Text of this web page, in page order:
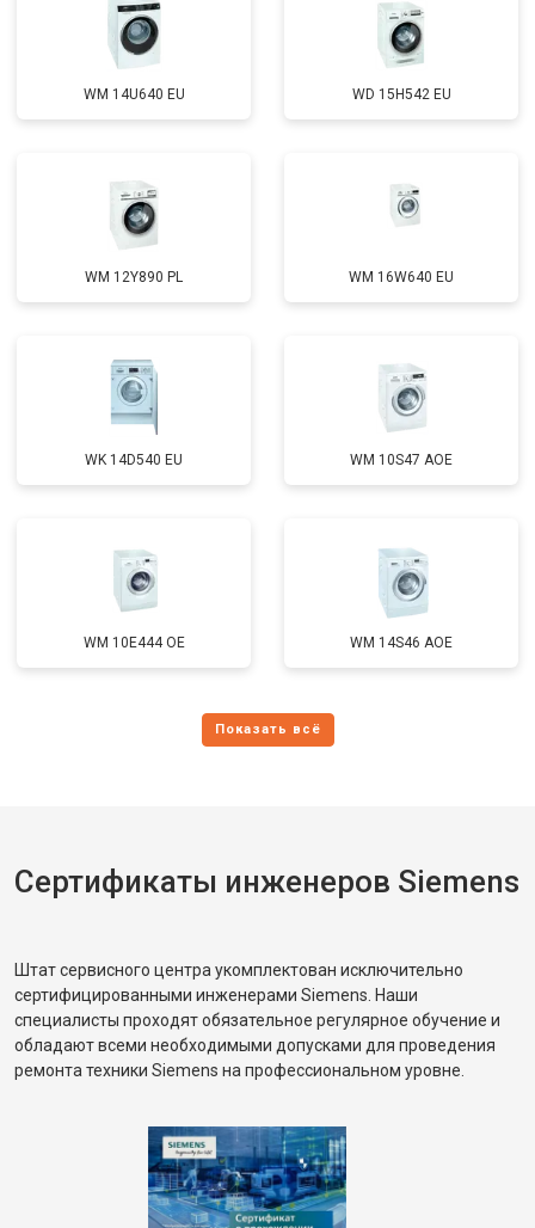
WM 14U640 EU WD 15H542 EU
WM 12Y890 PL WM 16W640 EU
WK 14D540 EU WM 10S47 AOE
WM 10E444 OE WM 14S46 AOE
Сертификаты инженеров Siemens
Штат сервисного центра укомплектован исключительно
сертифицированными инженерами Siemens. Наши
специалисты проходят обязательное регулярное обучение и
обладают всеми необходимыми допусками для проведения
ремонта техники Siemens на профессиональном уровне.